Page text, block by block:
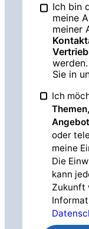
Ich bin
meine
meiner
Sie in
Ich
oder
meine
Die
kann
Zukunft